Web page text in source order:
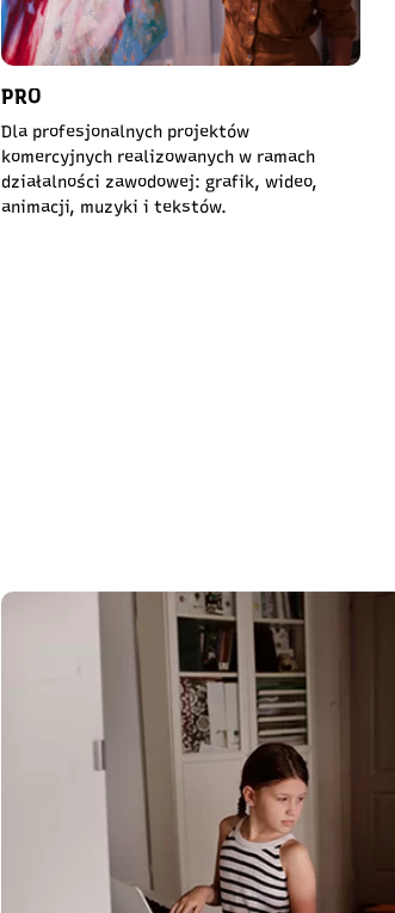
PRO
Dla profesjonalnych projektów
komercyjnych realizowanych w ramach
działalności zawodowej: grafik, wideo,
animacji, muzyki i tekstów.